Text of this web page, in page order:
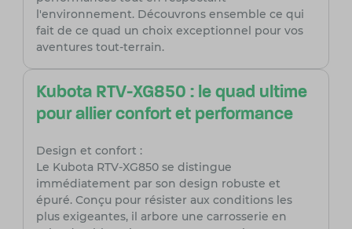
l'environnement. Découvrons ensemble ce qui
fait de ce quad un choix exceptionnel pour vos
aventures tout-terrain.
Kubota RTV-XG850 : le quad ultime
pour allier confort et performance
Design et confort :
Le Kubota RTV-XG850 se distingue
immédiatement par son design robuste et
épuré. Conçu pour résister aux conditions les
plus exigeantes, il arbore une carrosserie en